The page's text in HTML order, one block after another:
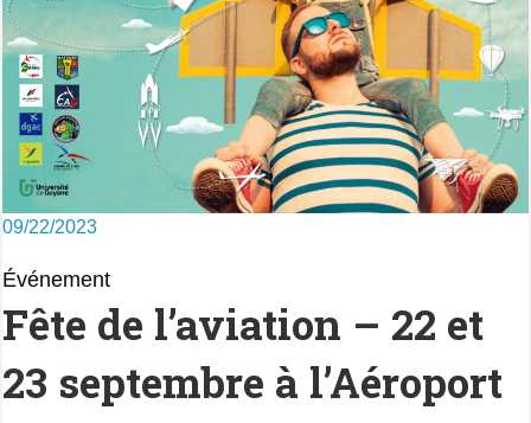
09/22/2023
Événement
Fête de l’aviation – 22 et
23 septembre à l’Aéroport